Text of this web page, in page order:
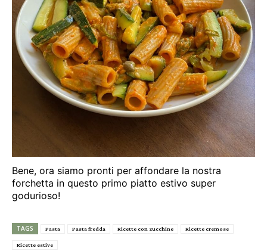
Bene, ora siamo pronti per affondare la nostra
forchetta in questo primo piatto estivo super
godurioso!
TAGS Pasta Pasta fredda Ricette con zucchine Ricette cremose
Ricette estive